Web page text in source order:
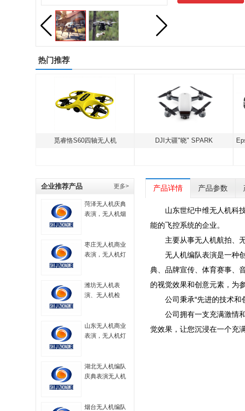
热门推荐
觅睿恪S60四轴无人机 DJI大疆"晓" SPARK
企业推荐产品 更多>
菏泽无人机庆典
表演，无人机烟
拍无人机，无人
机技术，无人机
枣庄无人机商业
表演，无人机灯
飞行表演，
潍坊无人机表
演、无人机检
山东无人机商业
表演，无人机灯
飞行表演，
湖北无人机编队
庆典表演无人机
烟台无人机编队
产品详情 产品参数
山东世纪中维无人机科
能的飞控系统的企业。
主要从事无人机航拍、
无人机编队表演是一种
典、品牌宣传、体育赛事、
的视觉效果和创意元素，为
公司秉承“先进的技术
公司拥有一支充满激情
觉效果，让您沉浸在一个充